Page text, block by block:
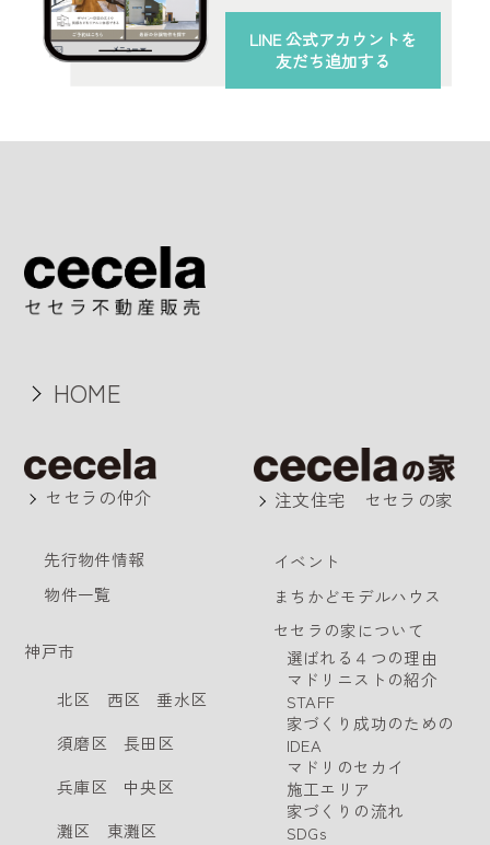
LINE 公式アカウントを
友だち追加する
HOME
セセラの仲介
先行物件情報
物件一覧
神戸市
北区 西区
垂水区
須磨区
長田区
兵庫区
中央区
灘区
東灘区
注文住宅 セセラの家
イベント
まちかどモデルハウス
セセラの家について
選ばれる４つの理由
マドリニストの紹介
STAFF
家づくり成功のための
IDEA
マドリのセカイ
施工エリア
家づくりの流れ
SDGs